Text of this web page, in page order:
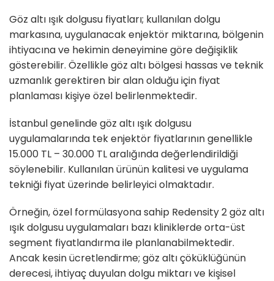
Göz altı ışık dolgusu fiyatları; kullanılan dolgu
markasına, uygulanacak enjektör miktarına, bölgenin
ihtiyacına ve hekimin deneyimine göre değişiklik
gösterebilir. Özellikle göz altı bölgesi hassas ve teknik
uzmanlık gerektiren bir alan olduğu için fiyat
planlaması kişiye özel belirlenmektedir.
İstanbul genelinde göz altı ışık dolgusu
uygulamalarında tek enjektör fiyatlarının genellikle
15.000 TL – 30.000 TL aralığında değerlendirildiği
söylenebilir. Kullanılan ürünün kalitesi ve uygulama
tekniği fiyat üzerinde belirleyici olmaktadır.
Örneğin, özel formülasyona sahip Redensity 2 göz altı
ışık dolgusu uygulamaları bazı kliniklerde orta-üst
segment fiyatlandırma ile planlanabilmektedir.
Ancak kesin ücretlendirme; göz altı çöküklüğünün
derecesi, ihtiyaç duyulan dolgu miktarı ve kişisel